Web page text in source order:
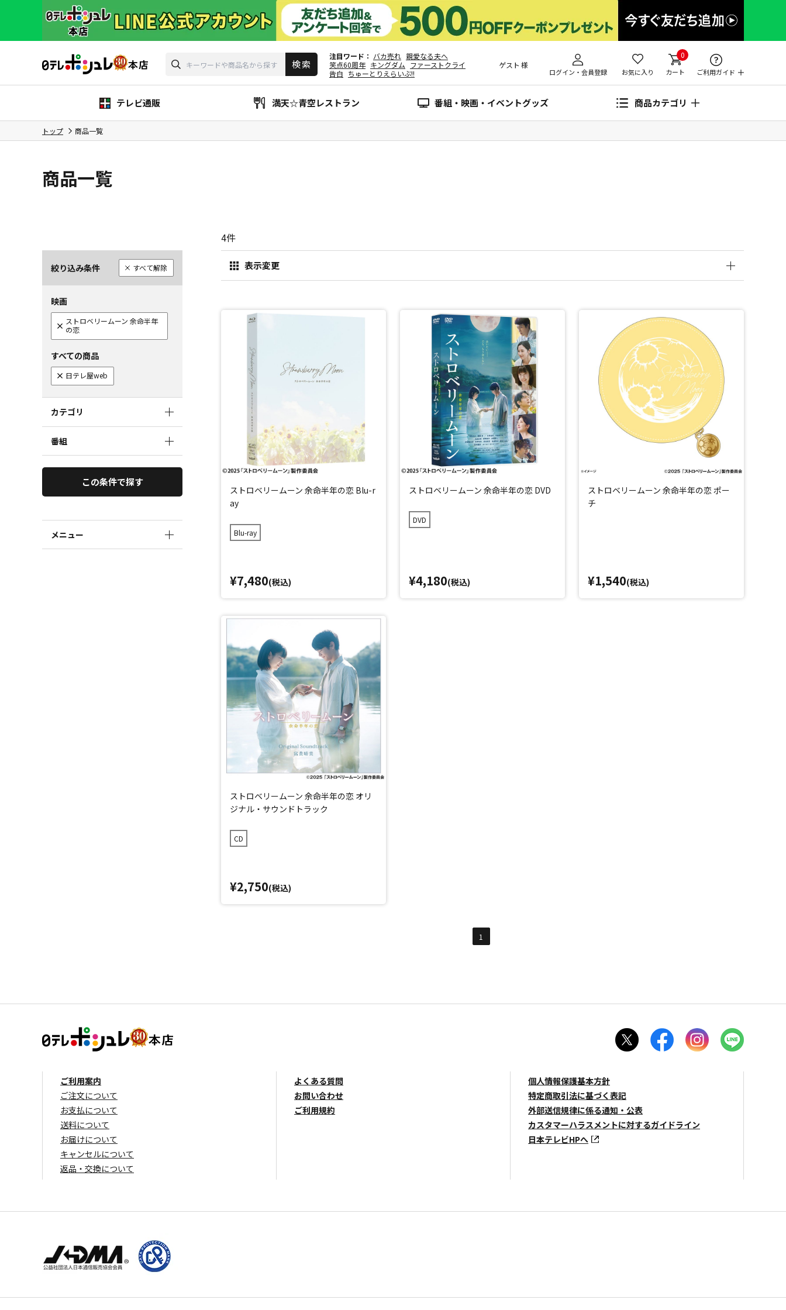
注目ワード バカ売れ 親愛なる夫へ
笑点60周年 キングダム ファーストクライ
告白 ちゅーとりえらいぶ!!
ゲスト 様
ログイン・会員登録 お気に入り
0
カート ご利用ガイド
テレビ通販 満天☆青空レストラン 番組・映画・イベントグッズ 商品カテゴリ
トップ 商品一覧
商品一覧
絞り込み条件 すべて解除
映画
ストロベリームーン 余命半年
の恋
すべての商品
日テレ屋web
カテゴリ
番組
この条件で探す
メニュー
4件
表示変更
ストロベリームーン 余命半年の恋 Blu-r
ay
Blu-ray
¥7,480(税込)
ストロベリームーン 余命半年の恋 DVD
DVD
¥4,180(税込)
ストロベリームーン 余命半年の恋 ポー
チ
¥1,540(税込)
ストロベリームーン 余命半年の恋 オリ
ジナル・サウンドトラック
CD
¥2,750(税込)
1
ご利用案内
ご注文について
お支払について
送料について
お届けについて
キャンセルについて
返品・交換について
よくある質問
お問い合わせ
ご利用規約
個人情報保護基本方針
特定商取引法に基づく表記
外部送信規律に係る通知・公表
カスタマーハラスメントに対するガイドライン
日本テレビHPへ